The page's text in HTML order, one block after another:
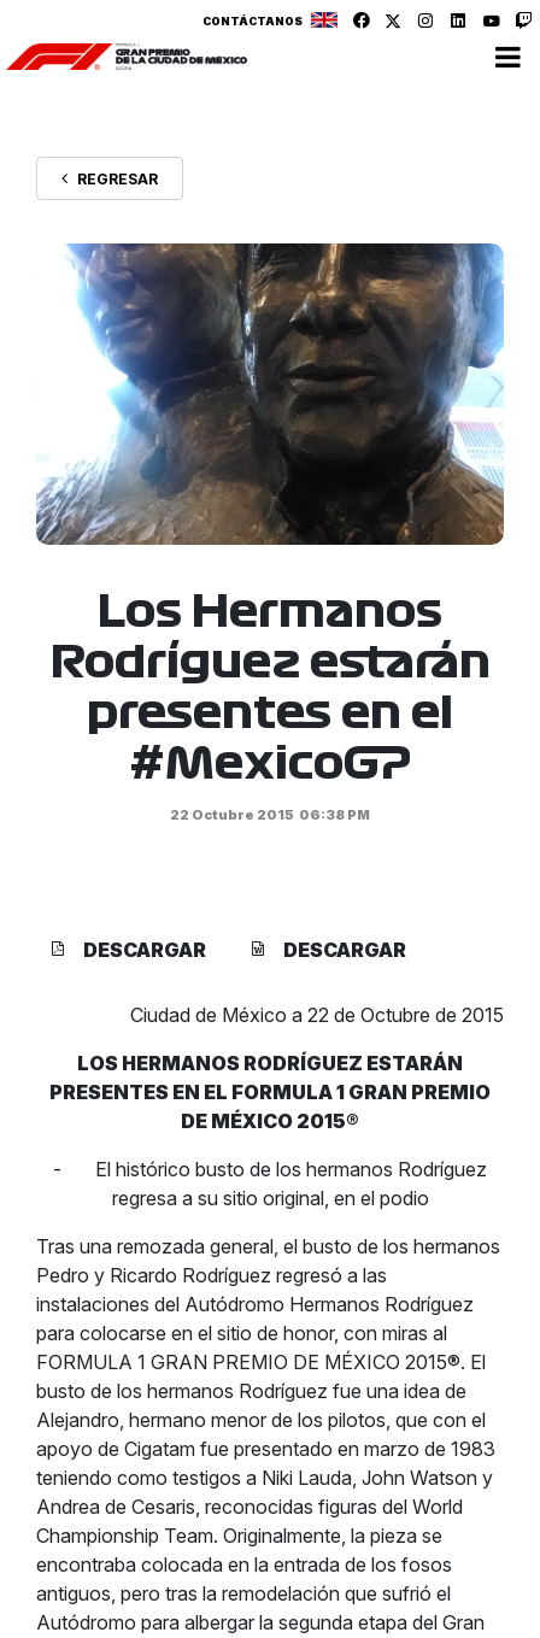
CONTÁCTANOS
REGRESAR
Los Hermanos
Rodríguez estarán
presentes en el
#MexicoGP
22 Octubre 2015 06:38 PM
DESCARGAR DESCARGAR
Ciudad de México a 22 de Octubre de 2015
LOS HERMANOS RODRÍGUEZ ESTARÁN
PRESENTES EN EL FORMULA 1 GRAN PREMIO
DE MÉXICO 2015®
- El histórico busto de los hermanos Rodríguez
regresa a su sitio original, en el podio
Tras una remozada general, el busto de los hermanos
Pedro y Ricardo Rodríguez regresó a las
instalaciones del Autódromo Hermanos Rodríguez
para colocarse en el sitio de honor, con miras al
FORMULA 1 GRAN PREMIO DE MÉXICO 2015®. El
busto de los hermanos Rodríguez fue una idea de
Alejandro, hermano menor de los pilotos, que con el
apoyo de Cigatam fue presentado en marzo de 1983
teniendo como testigos a Niki Lauda, John Watson y
Andrea de Cesaris, reconocidas figuras del World
Championship Team. Originalmente, la pieza se
encontraba colocada en la entrada de los fosos
antiguos, pero tras la remodelación que sufrió el
Autódromo para albergar la segunda etapa del Gran